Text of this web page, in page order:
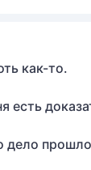
как-то.
есть
дело